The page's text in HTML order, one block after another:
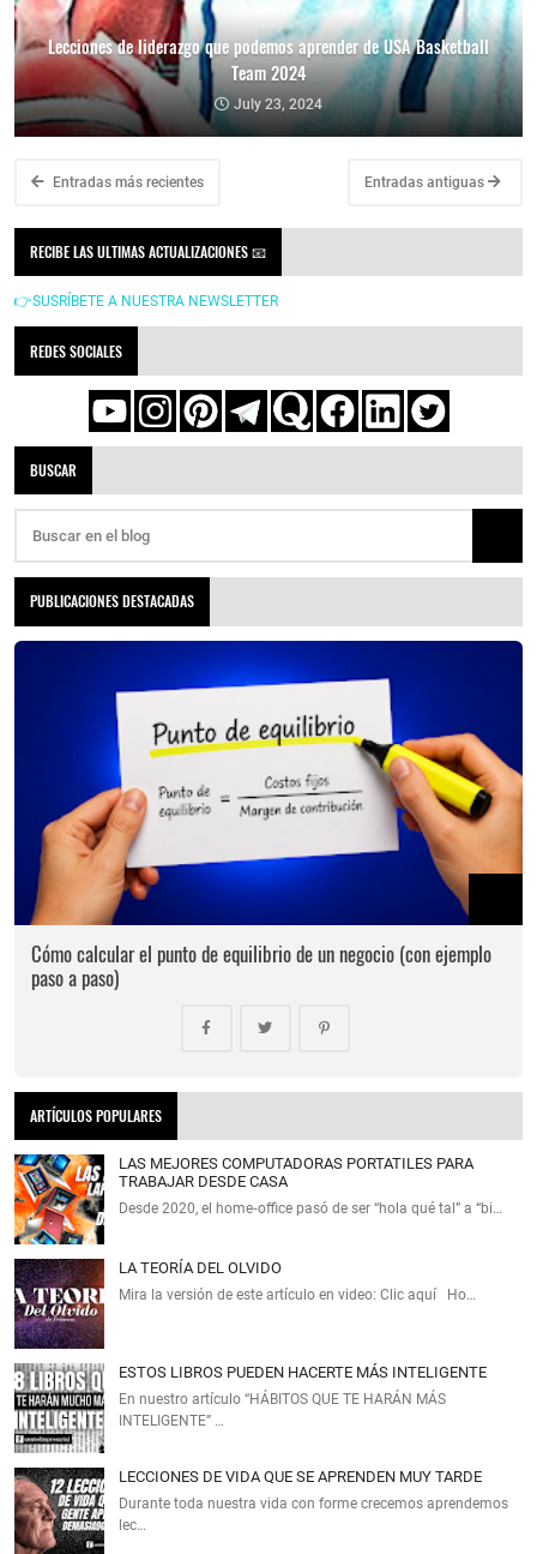
Lecciones de liderazgo que podemos aprender de USA Basketball
Team 2024
July 23, 2024
Entradas más recientes Entradas antiguas
RECIBE LAS ULTIMAS ACTUALIZACIONES 📧
👉SUSRÍBETE A NUESTRA NEWSLETTER
REDES SOCIALES
BUSCAR
PUBLICACIONES DESTACADAS
Cómo calcular el punto de equilibrio de un negocio (con ejemplo
paso a paso)
ARTÍCULOS POPULARES
LAS MEJORES COMPUTADORAS PORTATILES PARA
TRABAJAR DESDE CASA
Desde 2020, el home‑office pasó de ser “hola qué tal” a “bi…
LA TEORÍA DEL OLVIDO
Mira la versión de este artículo en video: Clic aquí Ho…
ESTOS LIBROS PUEDEN HACERTE MÁS INTELIGENTE
En nuestro artículo “HÁBITOS QUE TE HARÁN MÁS
INTELIGENTE” …
LECCIONES DE VIDA QUE SE APRENDEN MUY TARDE
Durante toda nuestra vida con forme crecemos aprendemos
lec…